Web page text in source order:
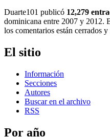
Duarte101 publicó 12,279
dominicana entre 2007 y 2012.
los comentarios están cerrados
El sitio
Información
Secciones
Autores
Buscar en el archivo
RSS
Por año